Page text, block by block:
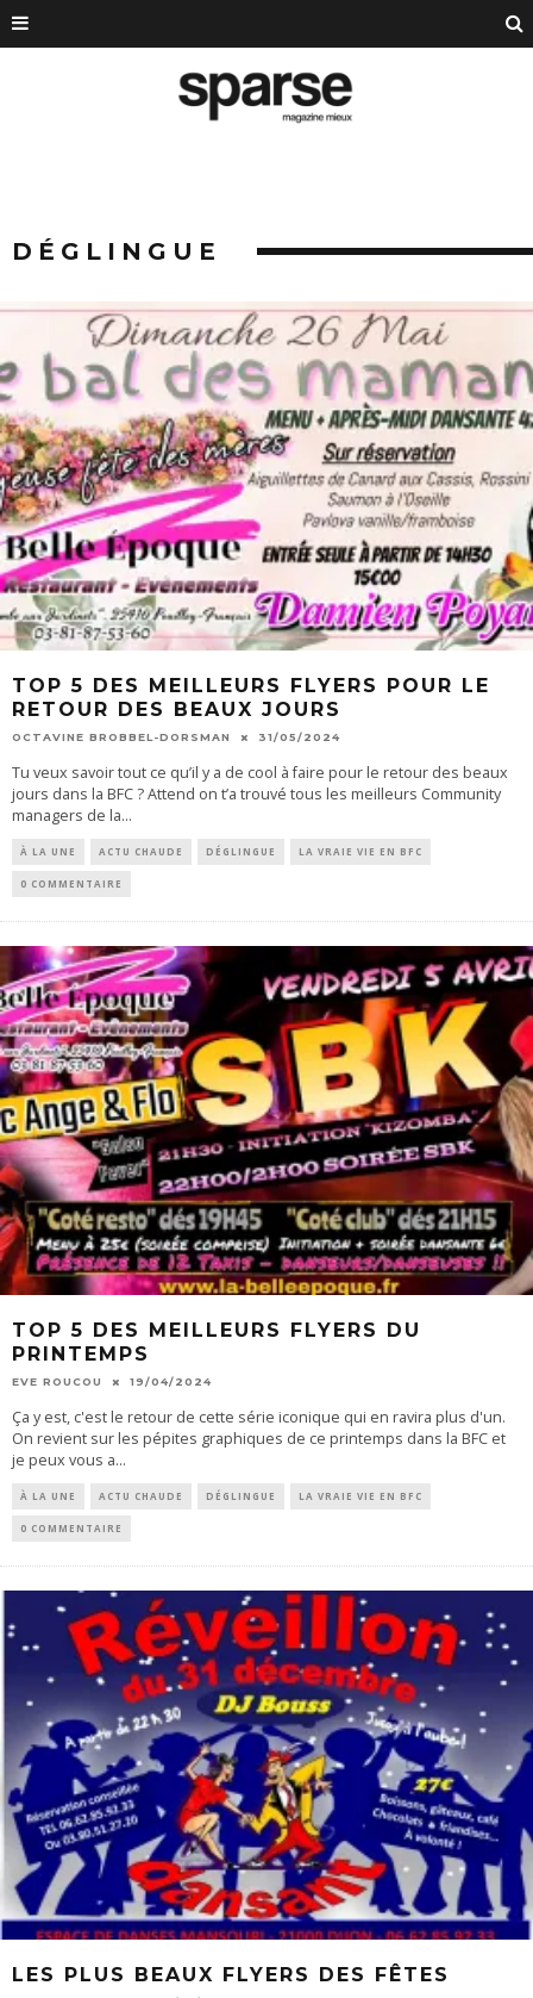
DÉGLINGUE
TOP 5 DES MEILLEURS FLYERS POUR LE
RETOUR DES BEAUX JOURS
OCTAVINE BROBBEL-DORSMAN 31/05/2024
Tu veux savoir tout ce qu’il y a de cool à faire pour le retour des beaux
jours dans la BFC ? Attend on t’a trouvé tous les meilleurs Community
managers de la...
À LA UNE ACTU CHAUDE DÉGLINGUE LA VRAIE VIE EN BFC
0 COMMENTAIRE
TOP 5 DES MEILLEURS FLYERS DU
PRINTEMPS
EVE ROUCOU 19/04/2024
Ça y est, c'est le retour de cette série iconique qui en ravira plus d'un.
On revient sur les pépites graphiques de ce printemps dans la BFC et
je peux vous a...
À LA UNE ACTU CHAUDE DÉGLINGUE LA VRAIE VIE EN BFC
0 COMMENTAIRE
LES PLUS BEAUX FLYERS DES FÊTES